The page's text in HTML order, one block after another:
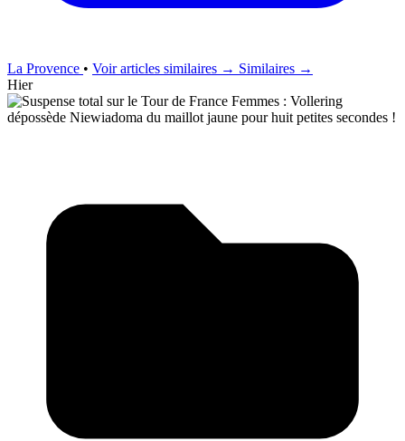
La Provence • Voir articles similaires → Similaires →
Hier